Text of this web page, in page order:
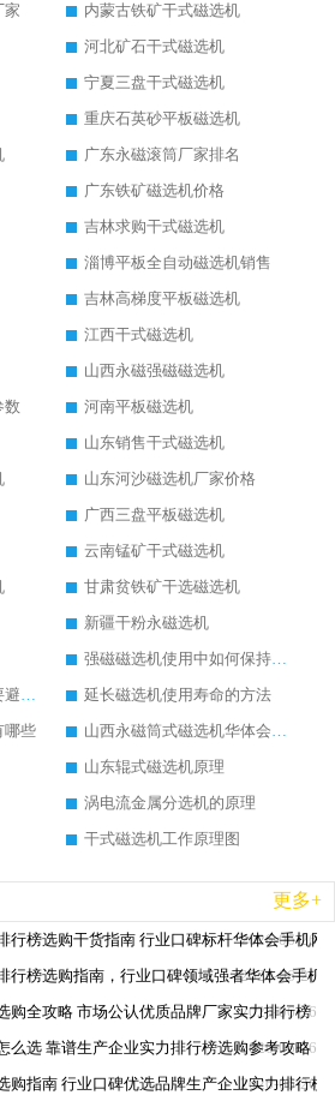
家
内蒙古铁矿干式磁选机
河北矿石干式磁选机
宁夏三盘干式磁选机
重庆石英砂平板磁选机
广东永磁滚筒厂家排名
广东铁矿磁选机价格
吉林求购干式磁选机
淄博平板全自动磁选机销售
吉林高梯度平板磁选机
江西干式磁选机
山西永磁强磁磁选机
数
河南平板磁选机
山东销售干式磁选机
山东河沙磁选机厂家价格
广西三盘平板磁选机
云南锰矿干式磁选机
甘肃贫铁矿干选磁选机
新疆干粉永磁选机
强磁磁选机使用中如何保持其顺畅运行
湿式磁选机的后期维护要避开哪些坑
延长磁选机使用寿命的方法
哪些
山西永磁筒式磁选机华体会手机网页版-华体会(中国)
山东辊式磁选机原理
涡电流金属分选机的原理
干式磁选机工作原理图
更多+
2026-06-26
行榜选购干货指南 行业口碑标杆华体会手机网
2026-06-26
行榜选购指南，行业口碑领域强者华体会手机
2026-06-26
购全攻略 市场公认优质品牌厂家实力排行榜
2026-06-26
么选 靠谱生产企业实力排行榜选购参考攻略
2026-06-26
购指南 行业口碑优选品牌生产企业实力排行榜